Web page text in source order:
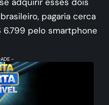
pagaria cerca
6.799 pelo smartphone
-